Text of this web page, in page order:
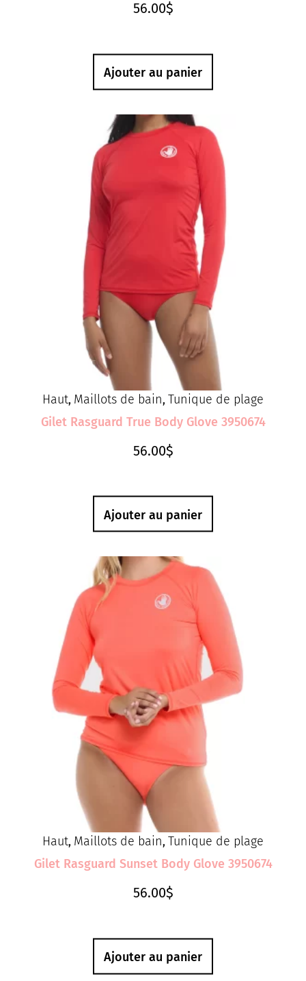
56.00$
Ajouter au panier
Haut, Maillots de bain, Tunique de plage
Gilet Rasguard True Body Glove 3950674
56.00$
Ajouter au panier
Haut, Maillots de bain, Tunique de plage
Gilet Rasguard Sunset Body Glove 3950674
56.00$
Ajouter au panier